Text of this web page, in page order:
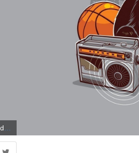
1920x1080 - Fondos de Hip Hop - Los mejores fondos de Hip Hop gratis - WallpaperAccess. Imágen HD 1080p de hip hop.